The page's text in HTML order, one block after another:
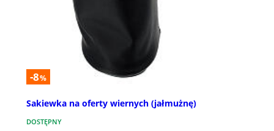
-8%
Sakiewka na oferty wiernych (jałmużnę)
DOSTĘPNY